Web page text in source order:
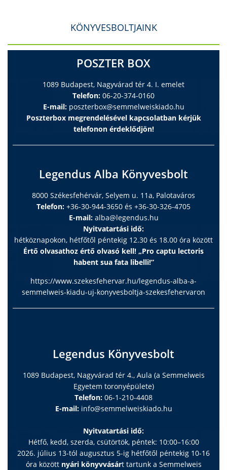
KÖNYVESBOLTJAINK
POSZTER BOX
1089 Budapest, Nagyvárad tér 4. I. emelet
Telefon: 06-20-374-0160
E-mail: poszterbox@semmelweiskiado.hu
Poszterbox megrendelésével kapcsolatban kérjük
telefonon érdeklődjön!
Legendus Alba Könyvesbolt
8000 Székesfehérvár, Selyem u. 11a, Palotaváros
Telefon: +36-30-944-3650 és +36-30-326-4705
E-mail: alba@legendus.hu
Nyitvatartási idő:
hétköznapokon, hétfőtől péntekig 12.30 és 18.00 óra között
Értő olvasathoz értő olvasó kell! „Pro captu lectoris
habent sua fata libelli!”
https://www.szekesfehervar.hu/legendus-alba-a-
semmelweis-kiadu-uj-konyvesboltja-szekesfehervaron
Legendus Könyvesbolt
1089 Budapest, Nagyvárad tér 4., Aula (a Semmelweis
Egyetem toronyépülete)
Telefon: 06-1-210-4408
E-mail: info@semmelweiskiado.hu
Nyitvatartási idő:
Hétfő, kedd, szerda, csütörtök, péntek: 10:00–16:00
2026. július 13-tól augusztus 5-ig hétfőtől péntekig 10-16
óra között nyári könyvvásárt tartunk a Semmelweis